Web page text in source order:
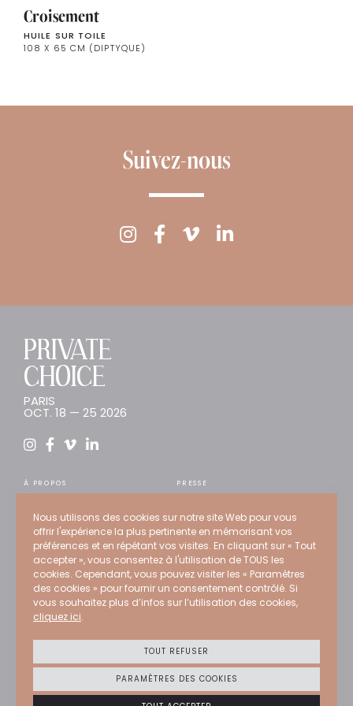
Croisement
HUILE SUR TOILE
108 X 65 CM (DIPTYQUE)
Suivez-nous
PRIVATE
CHOICE
PARIS
OCT. 18 — 25 2026
À PROPOS
ARTISTES
WEB STORE
EXPERTS
ÉDITIONS PASSÉES
PROGRAMMATION
PRESSE
CONSEIL
RECRUTEMENT
CONTACT
Politique Cookies
Nous utilisons des cookies sur notre site Web pour vous
offrir l'expérience la plus pertinente en mémorisant vos
préférences et en répétant vos visites. En cliquant sur « Tout
accepter », vous consentez à l'utilisation de TOUS les
cookies. Cependant, vous pouvez visiter les « Paramètres
des cookies » pour fournir un consentement contrôlé. Si
vous souhaitez plus d’infos sur l’utilisation des cookies,
cliquez ici.
TOUT REFUSER
PARAMÈTRES DES COOKIES